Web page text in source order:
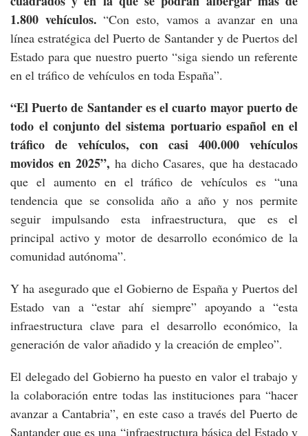
1.800 vehículos. “Con esto, vamos a avanzar en una
línea estratégica del Puerto de Santander y de Puertos del
Estado para que nuestro puerto “siga siendo un referente
en el tráfico de vehículos en toda España”.
“El Puerto de Santander es el cuarto mayor puerto de
todo el conjunto del sistema portuario español en el
tráfico de vehículos, con casi 400.000 vehículos
movidos en 2025”, ha dicho Casares, que ha destacado
que el aumento en el tráfico de vehículos es “una
tendencia que se consolida año a año y nos permite
seguir impulsando esta infraestructura, que es el
principal activo y motor de desarrollo económico de la
comunidad autónoma”.
Y ha asegurado que el Gobierno de España y Puertos del
Estado van a “estar ahí siempre” apoyando a “esta
infraestructura clave para el desarrollo económico, la
generación de valor añadido y la creación de empleo”.
El delegado del Gobierno ha puesto en valor el trabajo y
la colaboración entre todas las instituciones para “hacer
avanzar a Cantabria”, en este caso a través del Puerto de
Santander que es una “infraestructura básica del Estado y